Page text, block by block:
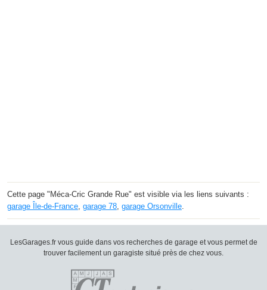
Cette page "Méca-Cric Grande Rue" est visible via les liens suivants :
garage Île-de-France, garage 78, garage Orsonville.
LesGarages.fr vous guide dans vos recherches de garage et vous permet de
trouver facilement un garagiste situé près de chez vous.